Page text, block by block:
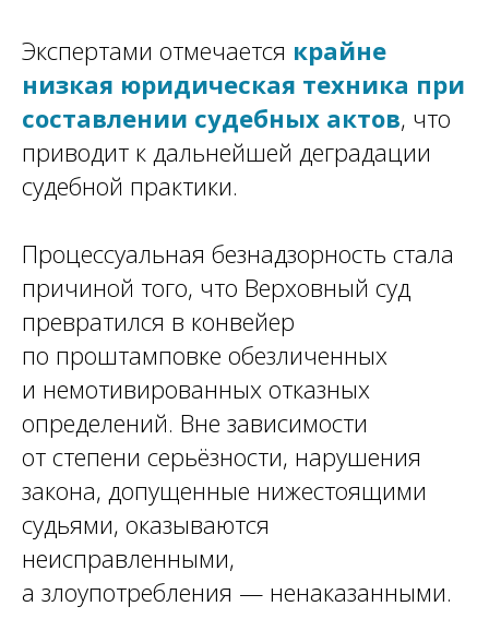
Экспертами отмечается крайне
низкая юридическая техника при
составлении судебных актов, что
приводит к дальнейшей деградации
судебной практики.
Процессуальная безнадзорность стала
причиной того, что Верховный суд
превратился в конвейер
по проштамповке обезличенных
и немотивированных отказных
определений. Вне зависимости
от степени серьёзности, нарушения
закона, допущенные нижестоящими
судьями, оказываются
неисправленными,
а злоупотребления — ненаказанными.